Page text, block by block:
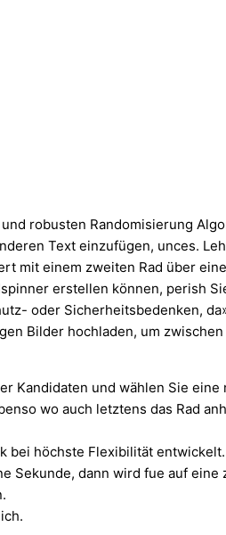
robusten Randomisierung
Text einzufügen, unces.
mit einem zweiten Rad über
erstellen können, perish
oder Sicherheitsbedenken,
Bilder hochladen, um
Kandidaten und wählen Sie eine
wo auch letztens das Rad
bei höchste Flexibilität entwickelt.
Sekunde, dann wird fue auf